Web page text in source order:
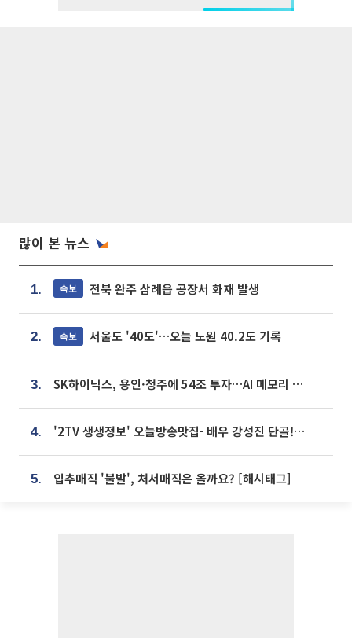
많이 본 뉴스
1. 속보 전북 완주 삼례읍 공장서 화재 발생
2. 속보 서울도 '40도'…오늘 노원 40.2도 기록
3. SK하이닉스, 용인·청주에 54조 투자…AI 메모리 생산기지 키운다
4. '2TV 생생정보' 오늘방송맛집- 배우 강성진 단골! 쌀국수ㆍ푸팟퐁 커리 맛집 '블○○○'
5. 입추매직 '불발', 처서매직은 올까요? [해시태그]